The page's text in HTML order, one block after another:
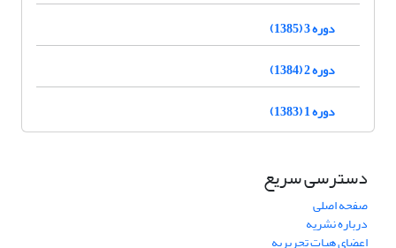
دوره 3 (1385)
دوره 2 (1384)
دوره 1 (1383)
دسترسی سریع
صفحه اصلی
درباره نشریه
اعضای هیات تحریریه